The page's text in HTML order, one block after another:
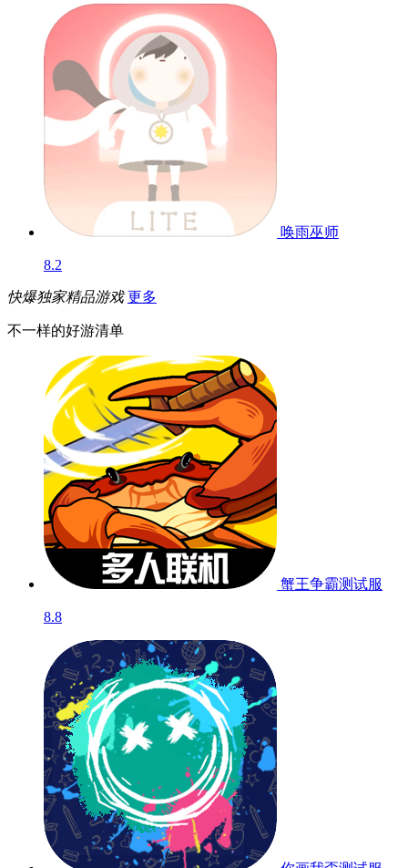
唤雨巫师
8.2
快爆独家精品游戏 更多
不一样的好游清单
蟹王争霸测试服
8.8